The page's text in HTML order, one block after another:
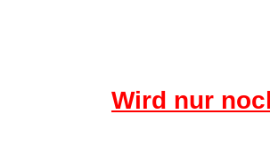
Wird nur